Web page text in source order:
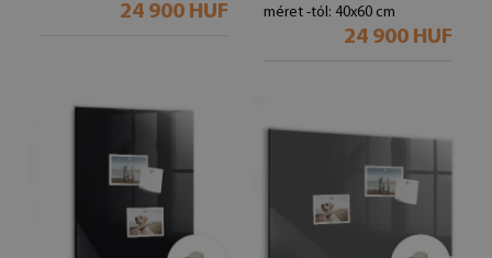
24 900 HUF méret -tól: 40x60 cm
24 900 HUF